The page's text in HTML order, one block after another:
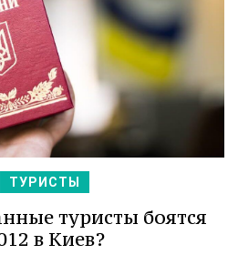
ТУРИСТЫ
туристы боятся
в Киев?